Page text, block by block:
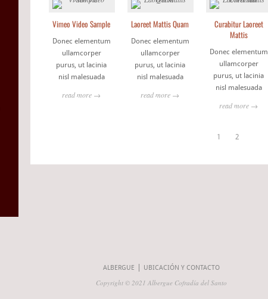
Vimeo Video Sample
Donec elementum
ullamcorper
purus, ut lacinia
nisl malesuada
read more →
Laoreet Mattis Quam
Donec elementum
ullamcorper
purus, ut lacinia
nisl malesuada
read more →
Curabitur Laoreet
Mattis
Donec elementum
ullamcorper
purus, ut lacinia
nisl malesuada
read more →
1 2
ALBERGUE UBICACIÓN Y CONTACTO
Copyright © 2021 Albergue Cofradía del Santo